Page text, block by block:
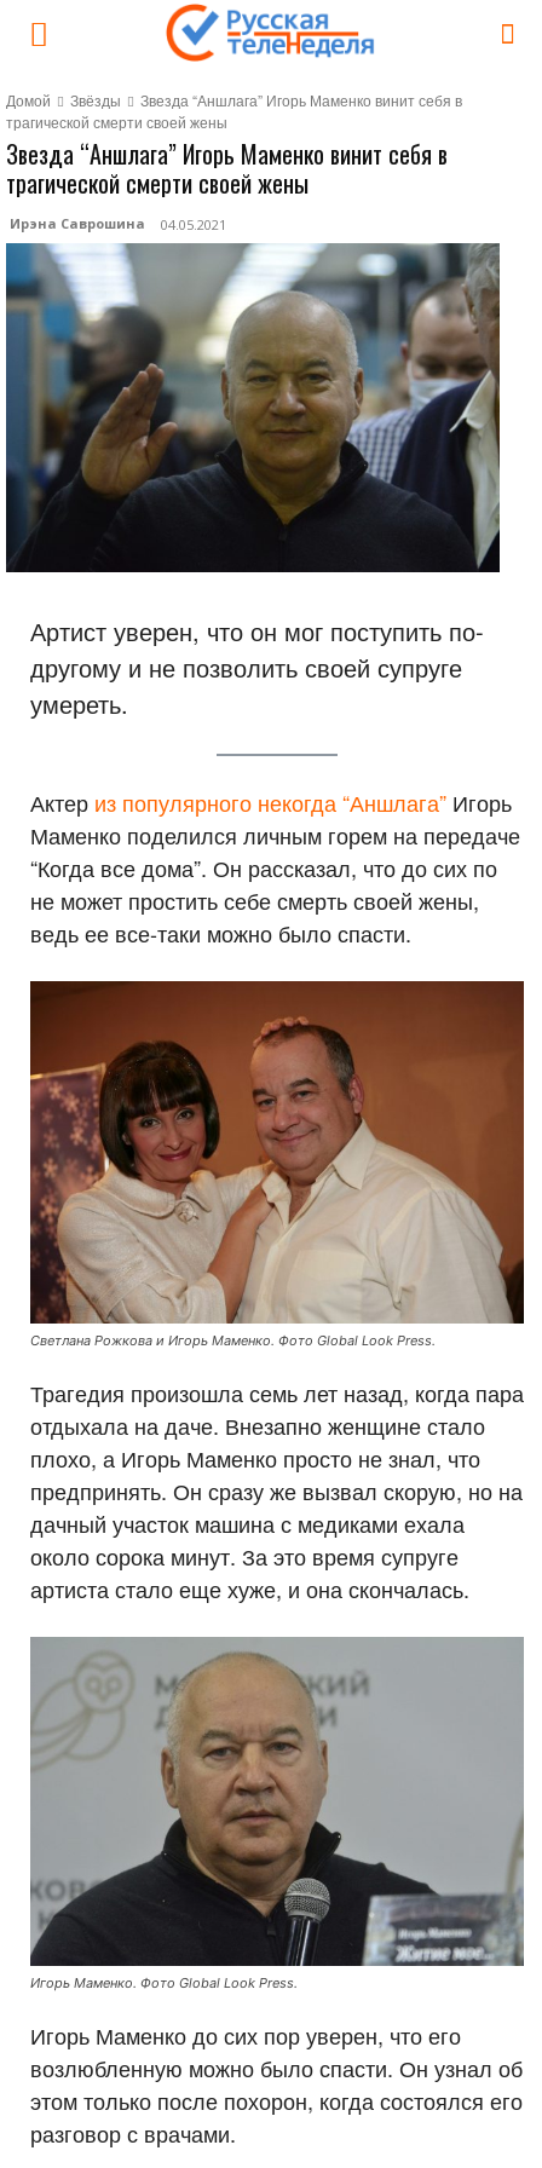
Домой Звёзды
Звезда “Аншлага” Игорь Маменко винит себя в
трагической смерти своей жены
Звезда “Аншлага” Игорь Маменко винит себя в
трагической смерти своей жены
Ирэна Саврошина 04.05.2021
Артист уверен, что он мог поступить по-
другому и не позволить своей супруге
умереть.
Актер из популярного некогда “Аншлага” Игорь
Маменко поделился личным горем на передаче
“Когда все дома”. Он рассказал, что до сих по
не может простить себе смерть своей жены,
ведь ее все-таки можно было спасти.
Светлана Рожкова и Игорь Маменко. Фото Global Look Press.
Трагедия произошла семь лет назад, когда пара
отдыхала на даче. Внезапно женщине стало
плохо, а Игорь Маменко просто не знал, что
предпринять. Он сразу же вызвал скорую, но на
дачный участок машина с медиками ехала
около сорока минут. За это время супруге
артиста стало еще хуже, и она скончалась.
Игорь Маменко. Фото Global Look Press.
Игорь Маменко до сих пор уверен, что его
возлюбленную можно было спасти. Он узнал об
этом только после похорон, когда состоялся его
разговор с врачами.